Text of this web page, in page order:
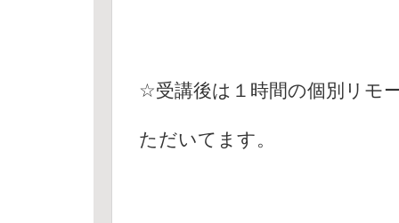
☆受講後は１時間の個別リモ
ただいてます。